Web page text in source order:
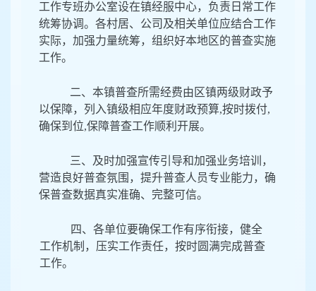
工作专班办公室设在镇经服中心，负责日常工作
统筹协调。各村居、公司及相关单位应结合工作
实际，加强力量统筹，组织好本地区的普查实施
工作。
二、本镇普查所需经费由区镇两级财政予
以保障，列入镇级相应年度财政预算,按时拨付,
确保到位,保障普查工作顺利开展。
三、及时加强宣传引导和加强业务培训，
营造良好普查氛围，提升普查人员专业能力，确
保普查数据真实准确、完整可信。
四、各单位要确保工作有序衔接，健全
工作机制，压实工作责任，按时圆满完成普查
工作。